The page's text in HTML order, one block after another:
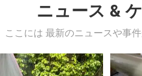
ニュース &
ここには 最新のニュースや事